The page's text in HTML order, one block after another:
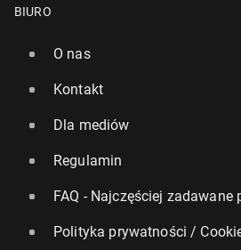
BIURO
O nas
Kontakt
Dla mediów
Regulamin
FAQ - Najczęściej zadawane
Polityka prywatności /